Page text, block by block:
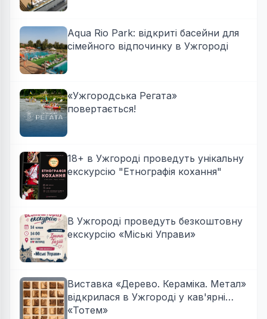
Aqua Rio Park: відкриті басейни для
сімейного відпочинку в Ужгороді
«Ужгородська Регата»
повертається!
18+ в Ужгороді проведуть унікальну
екскурсію "Етнографія кохання"
В Ужгороді проведуть безкоштовну
екскурсію «Міські Управи»
Виставка «Дерево. Кераміка. Метал»
відкрилася в Ужгороді у кав'ярні
«Тотем»